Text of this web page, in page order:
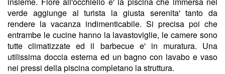
verde aggiunge al turista la giusta serenita' tanto da
rendere la vacanza indimenticabile. Si precisa poi che
entrambe le cucine hanno la lavastoviglie, le camere sono
tutte climatizzate ed il barbecue e' in muratura. Una
utilissima doccia esterna ed un bagno con lavabo e vaso
nei pressi della piscina completano la struttura.